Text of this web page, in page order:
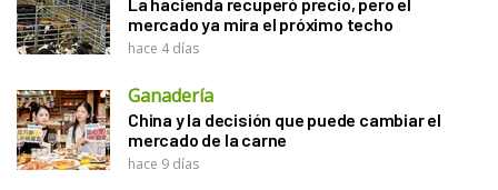
mercado ya mira el próximo techo
hace 4 días
Ganadería
China y la decisión que puede cambiar el
mercado de la carne
hace 9 días